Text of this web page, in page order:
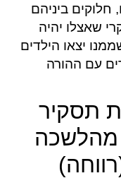
חלוקים ביניהם
שאצלו יהיה
יצאו הילדים
עם ההורה
תסקיר
מהלשכה